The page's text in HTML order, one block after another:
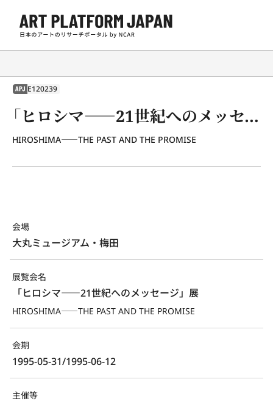
APJ E120239
「ヒロシマ――21世紀へのメッセージ」展
HIROSHIMA――THE PAST AND THE PROMISE
会場
大丸ミュージアム・梅田
展覧会名
「ヒロシマ――21世紀へのメッセージ」展
HIROSHIMA――THE PAST AND THE PROMISE
会期
1995-05-31/1995-06-12
主催等